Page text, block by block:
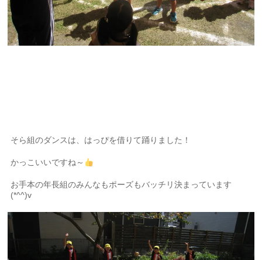
そら組のダンスは、はっぴを借りて踊りました！
かっこいいですね～
お手本の年長組のみんなもポーズもバッチリ決まっています
(*^^)v